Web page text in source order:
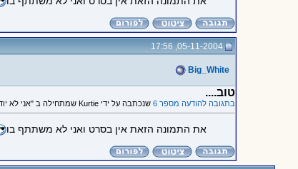
05-11-2004, 17:56
Big_White
טוב....
בתגובה להודעה מספר 6 שנכתבה על ידי Kurtie שמתחילה ב "אני לא יודע מה איתכם ובעיר..."
את התמונה הזאת אין בסרט ואני לא משתתף בו